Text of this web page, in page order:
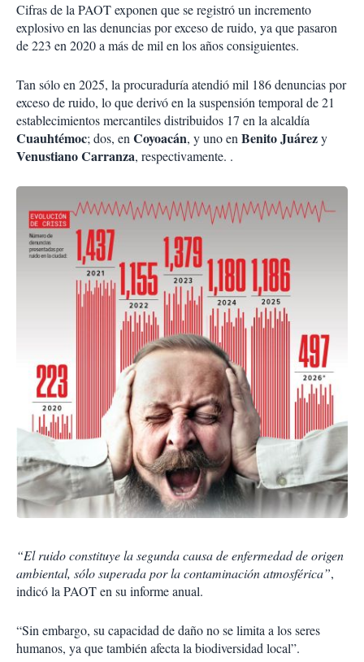
Cifras de la PAOT exponen que se registró un incremento
explosivo en las denuncias por exceso de ruido, ya que pasaron
de 223 en 2020 a más de mil en los años consiguientes.
Tan sólo en 2025, la procuraduría atendió mil 186 denuncias por
exceso de ruido, lo que derivó en la suspensión temporal de 21
establecimientos mercantiles distribuidos 17 en la alcaldía
Cuauhtémoc; dos, enCoyoacán, y uno enBenito Juárezy
Venustiano Carranza, respectivamente. .
“El ruido constituye la segunda causa de enfermedad de origen
ambiental, sólo superada por la contaminación atmosférica”,
indicó la PAOT en su informe anual.
“Sin embargo, su capacidad de daño no se limita a los seres
humanos, ya que también afecta la biodiversidad local”.